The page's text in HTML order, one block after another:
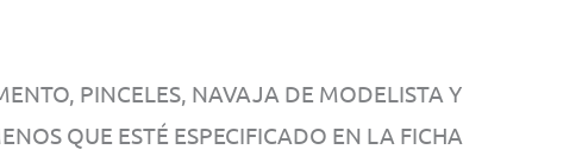
PINCELES, NAVAJA DE MODELISTA Y
QUE ESTÉ ESPECIFICADO EN LA FICHA